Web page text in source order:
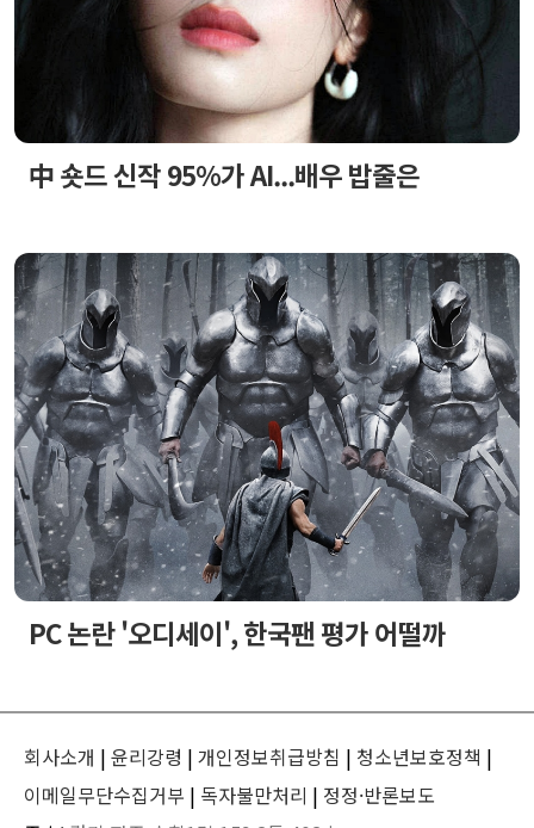
中 숏드 신작 95%가 AI...배우 밥줄은
PC 논란 '오디세이', 한국팬 평가 어떨까
회사소개 | 윤리강령 | 개인정보취급방침 | 청소년보호정책 |
이메일무단수집거부 | 독자불만처리 | 정정·반론보도